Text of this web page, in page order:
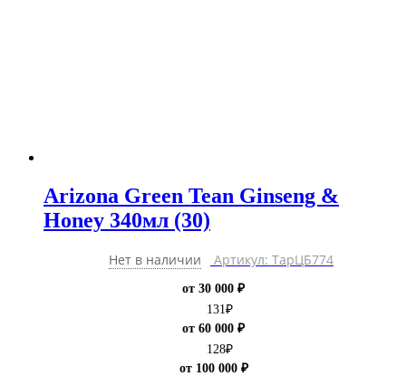
Arizona Green Tean Ginseng &
Honey 340мл (30)
Нет в наличии Артикул: ТарЦБ774
от 30 000 ₽
131 ₽
от 60 000 ₽
128₽
от 100 000 ₽